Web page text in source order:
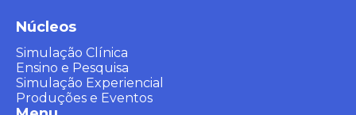
Núcleos
Simulação Clínica
Ensino e Pesquisa
Simulação Experiencial
Produções e Eventos